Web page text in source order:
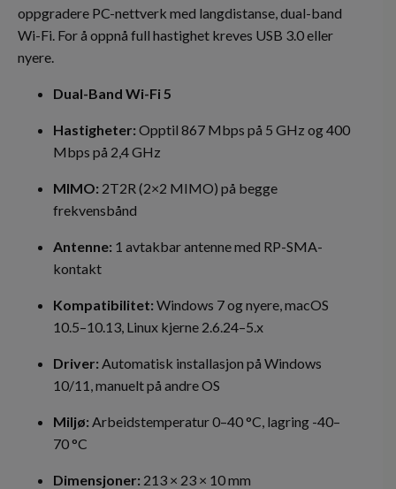
oppgradere PC-nettverk med langdistanse, dual-band
Wi-Fi. For å oppnå full hastighet kreves USB 3.0 eller
nyere.
Dual-Band Wi-Fi 5
Hastigheter: Opptil 867 Mbps på 5 GHz og 400
Mbps på 2,4 GHz
MIMO: 2T2R (2×2 MIMO) på begge
frekvensbånd
Antenne: 1 avtakbar antenne med RP-SMA-
kontakt
Kompatibilitet: Windows 7 og nyere, macOS
10.5–10.13, Linux kjerne 2.6.24–5.x
Driver: Automatisk installasjon på Windows
10/11, manuelt på andre OS
Miljø: Arbeidstemperatur 0–40 °C, lagring -40–
70 °C
Dimensjoner: 213 × 23 × 10 mm